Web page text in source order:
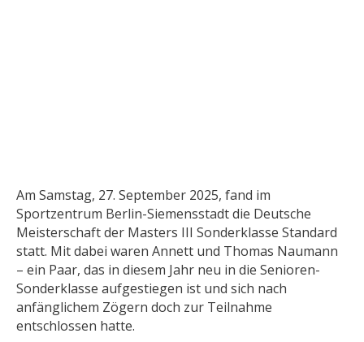
Am Samstag, 27. September 2025, fand im
Sportzentrum Berlin-Siemensstadt die Deutsche
Meisterschaft der Masters III Sonderklasse Standard
statt. Mit dabei waren Annett und Thomas Naumann
– ein Paar, das in diesem Jahr neu in die Senioren-
Sonderklasse aufgestiegen ist und sich nach
anfänglichem Zögern doch zur Teilnahme
entschlossen hatte.